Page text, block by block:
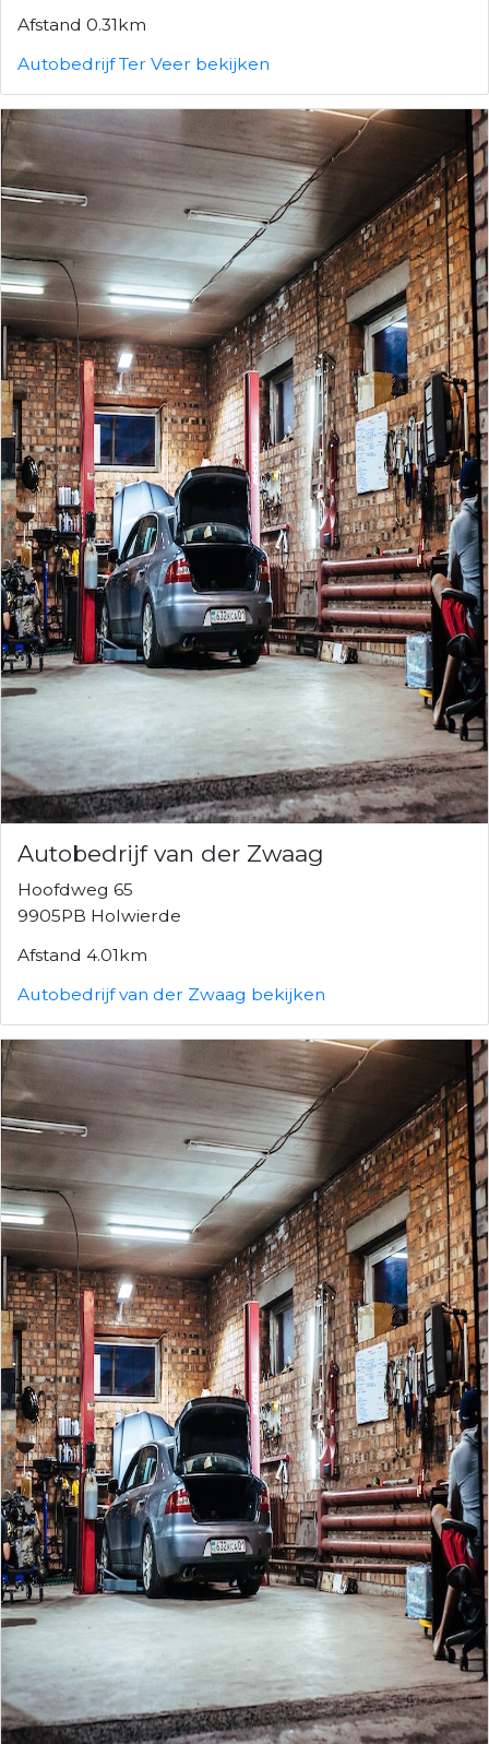
Afstand 0.31km
Autobedrijf Ter Veer bekijken
Autobedrijf van der Zwaag
Hoofdweg 65
9905PB Holwierde
Afstand 4.01km
Autobedrijf van der Zwaag bekijken